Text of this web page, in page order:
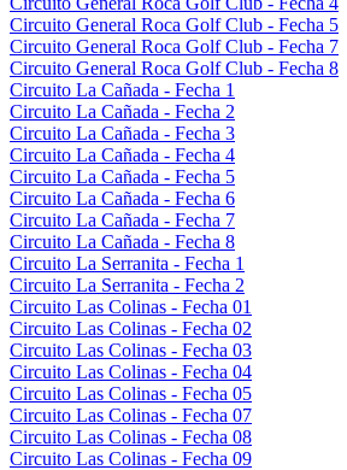
Circuito General Roca Golf Club - Fecha 5
Circuito General Roca Golf Club - Fecha 7
Circuito General Roca Golf Club - Fecha 8
Circuito La Cañada - Fecha 1
Circuito La Cañada - Fecha 2
Circuito La Cañada - Fecha 3
Circuito La Cañada - Fecha 4
Circuito La Cañada - Fecha 5
Circuito La Cañada - Fecha 6
Circuito La Cañada - Fecha 7
Circuito La Cañada - Fecha 8
Circuito La Serranita - Fecha 1
Circuito La Serranita - Fecha 2
Circuito Las Colinas - Fecha 01
Circuito Las Colinas - Fecha 02
Circuito Las Colinas - Fecha 03
Circuito Las Colinas - Fecha 04
Circuito Las Colinas - Fecha 05
Circuito Las Colinas - Fecha 07
Circuito Las Colinas - Fecha 08
Circuito Las Colinas - Fecha 09